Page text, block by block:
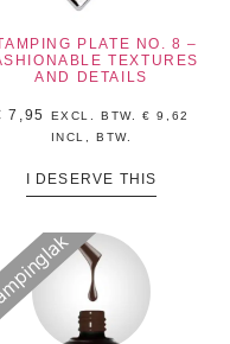
PLATE NO. 8 –
TEXTURES
AND DETAILS
7,95 EXCL. BTW.€ 9,62
INCL, BTW.
I DESERVE THIS